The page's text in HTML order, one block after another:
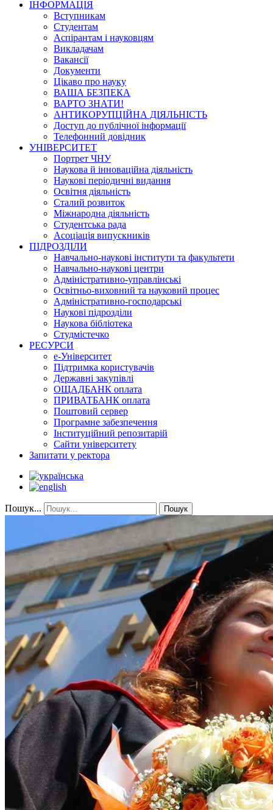
ІНФОРМАЦІЯ
Вступникам
Студентам
Аспірантам і науковцям
Викладачам
Вакансії
Документи
Цікаво про науку
ВАША БЕЗПЕКА
ВАРТО ЗНАТИ!
АНТИКОРУПЦІЙНА ДІЯЛЬНІСТЬ
Доступ до публічної інформації
Телефонний довідник
УНІВЕРСИТЕТ
Портрет ЧНУ
Наукова й інноваційна діяльність
Наукові періодичні видання
Освітня діяльність
Сталий розвиток
Міжнародна діяльність
Студентська рада
Асоціація випускників
ПІДРОЗДІЛИ
Навчально-наукові інститути та факультети
Навчально-наукові центри
Адміністративно-управлінські
Освітньо-виховний та науковий процес
Адміністративно-господарські
Наукові підрозділи
Наукова бібліотека
Студмістечко
РЕСУРСИ
е-Університет
Підтримка користувачів
Державні закупівлі
ОЩАДБАНК оплата
ПРИВАТБАНК оплата
Поштовий сервер
Програмне забезпечення
Інституційний репозитарій
Сайти університету
Запитати у ректора
Пошук... Пошук